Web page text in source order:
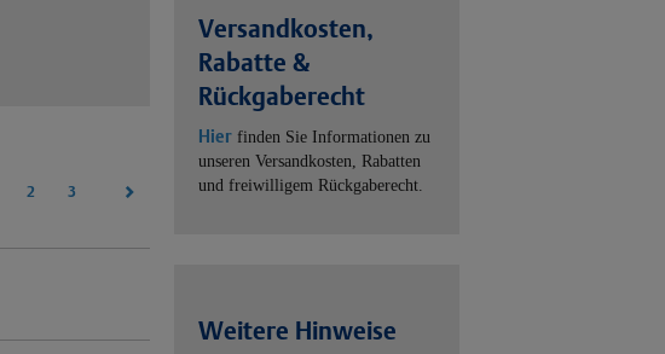
(current)
2 3
Versandkosten,
Rabatte &
Rückgaberecht
Hier finden Sie Informationen zu
unseren Versandkosten, Rabatten
und freiwilligem Rückgaberecht.
Weitere Hinweise